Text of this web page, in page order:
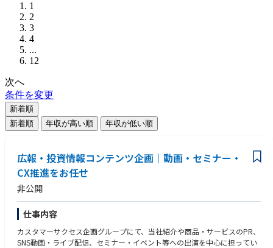
1
2
3
4
...
12
次へ
条件を変更
新着順
新着順
年収が高い順 年収が低い順
広報・投資情報コンテンツ企画│動画・セミナー・
CX推進をお任せ
非公開
仕事内容
カスタマーサクセス企画グループにて、当社紹介や商品・サービスのPR、
SNS動画・ライブ配信、セミナー・イベント等への出演を中心に担ってい